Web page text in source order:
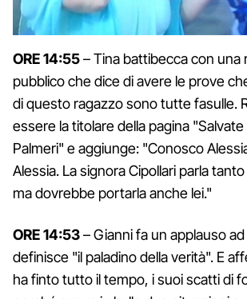
ORE 14:55– Tina battibecca con una
pubblico che dice di avere le prove
di questo ragazzo sono tutte fasulle.
essere la titolare della pagina
Palmeri" e aggiunge: "Conosco
Alessia. La signora Cipollari parla
ma dovrebbe portarla anche lei."
ORE 14:53– Gianni fa un applauso
definisce "il paladino della verità". E
ha finto tutto il tempo, i suoi scatti di